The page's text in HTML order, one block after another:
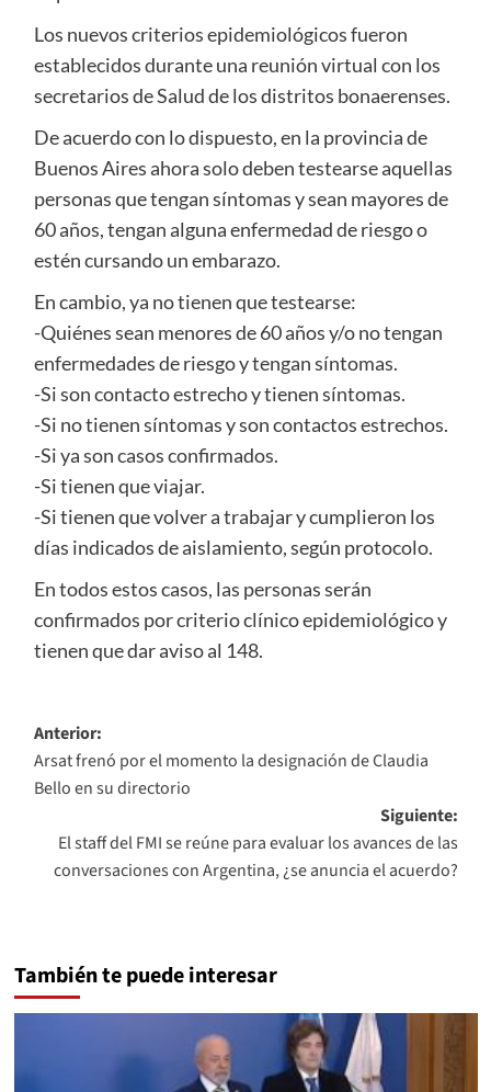
Los nuevos criterios epidemiológicos fueron
establecidos durante una reunión virtual con los
secretarios de Salud de los distritos bonaerenses.
De acuerdo con lo dispuesto, en la provincia de
Buenos Aires ahora solo deben testearse aquellas
personas que tengan síntomas y sean mayores de
60 años, tengan alguna enfermedad de riesgo o
estén cursando un embarazo.
En cambio, ya no tienen que testearse:
-Quiénes sean menores de 60 años y/o no tengan
enfermedades de riesgo y tengan síntomas.
-Si son contacto estrecho y tienen síntomas.
-Si no tienen síntomas y son contactos estrechos.
-Si ya son casos confirmados.
-Si tienen que viajar.
-Si tienen que volver a trabajar y cumplieron los
días indicados de aislamiento, según protocolo.
En todos estos casos, las personas serán
confirmados por criterio clínico epidemiológico y
tienen que dar aviso al 148.
Navegación
de
entradas
Anterior:
Arsat frenó por el momento la designación de Claudia
Bello en su directorio
Siguiente:
El staff del FMI se reúne para evaluar los avances de las
conversaciones con Argentina, ¿se anuncia el acuerdo?
También te puede interesar